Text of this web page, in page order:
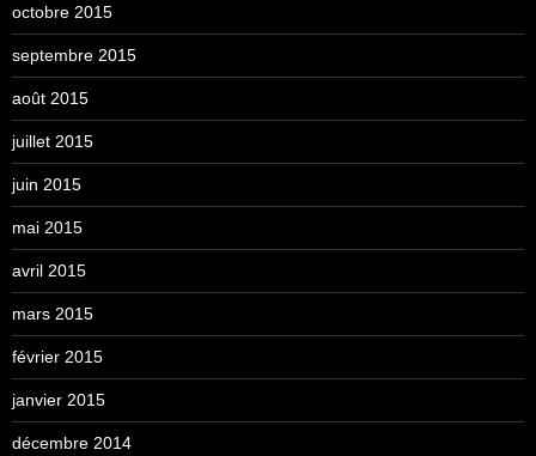
octobre 2015
septembre 2015
août 2015
juillet 2015
juin 2015
mai 2015
avril 2015
mars 2015
février 2015
janvier 2015
décembre 2014